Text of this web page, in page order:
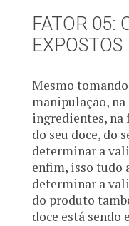
FATOR 05:
EXPOSTOS
Mesmo
manipulação, na
ingredientes, na
do seu doce, do
determinar a
enfim, isso tudo
determinar a
do produto
doce está sendo